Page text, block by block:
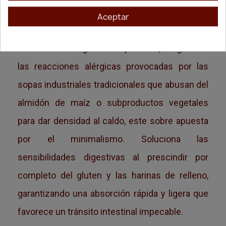
jugosidad a su alimentación habitual.
Fórmula Sin Cereales ni Espesantes Químicos
Para evitar las digestiones pesadas, los gases o
las reacciones alérgicas provocadas por las
sopas industriales tradicionales que abusan del
almidón de maíz o subproductos vegetales
para dar densidad al caldo, este sobre apuesta
por el minimalismo. Soluciona las
sensibilidades digestivas al prescindir por
completo del gluten y las harinas de relleno,
garantizando una absorción rápida y ligera que
favorece un tránsito intestinal impecable.
Aceptar